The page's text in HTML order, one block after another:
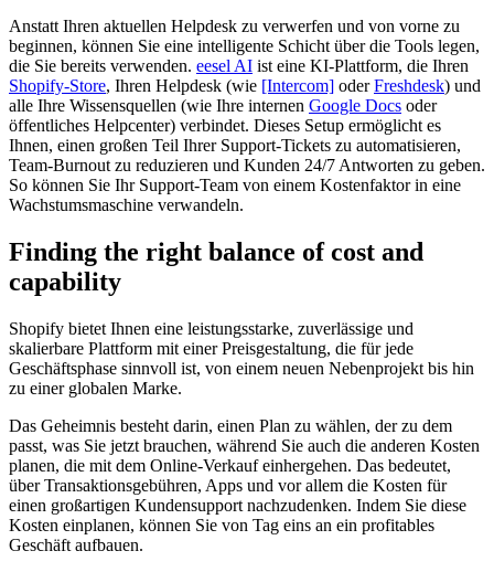
Anstatt Ihren aktuellen Helpdesk zu verwerfen und von vorne zu
beginnen, können Sie eine intelligente Schicht über die Tools legen,
die Sie bereits verwenden. eesel AI ist eine KI-Plattform, die Ihren
Shopify-Store, Ihren Helpdesk (wie [Intercom] oderFreshdesk) und
alle Ihre Wissensquellen (wie Ihre internen Google Docs oder
öffentliches Helpcenter) verbindet. Dieses Setup ermöglicht es
Ihnen, einen großen Teil Ihrer Support-Tickets zu automatisieren,
Team-Burnout zu reduzieren und Kunden 24/7 Antworten zu geben.
So können Sie Ihr Support-Team von einem Kostenfaktor in eine
Wachstumsmaschine verwandeln.
Finding the right balance of cost and
capability
Shopify bietet Ihnen eine leistungsstarke, zuverlässige und
skalierbare Plattform mit einer Preisgestaltung, die für jede
Geschäftsphase sinnvoll ist, von einem neuen Nebenprojekt bis hin
zu einer globalen Marke.
Das Geheimnis besteht darin, einen Plan zu wählen, der zu dem
passt, was Sie jetzt brauchen, während Sie auch die anderen Kosten
planen, die mit dem Online-Verkauf einhergehen. Das bedeutet,
über Transaktionsgebühren, Apps und vor allem die Kosten für
einen großartigen Kundensupport nachzudenken. Indem Sie diese
Kosten einplanen, können Sie von Tag eins an ein profitables
Geschäft aufbauen.